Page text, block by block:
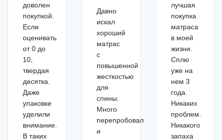
доволен
покупкой.
Если
оценивать
от 0 до
10,
твердая
десятка.
Даже
упаковке
уделили
внимание.
В таких
Давно
искал
хороший
матрас
с
повышенной
жесткостью
для
спины.
Много
перепробовал
и
лучшая
покупка
матраса
в моей
жизни.
Сплю
уже на
нем 3
года.
Никаких
проблем.
Никакого
запаха